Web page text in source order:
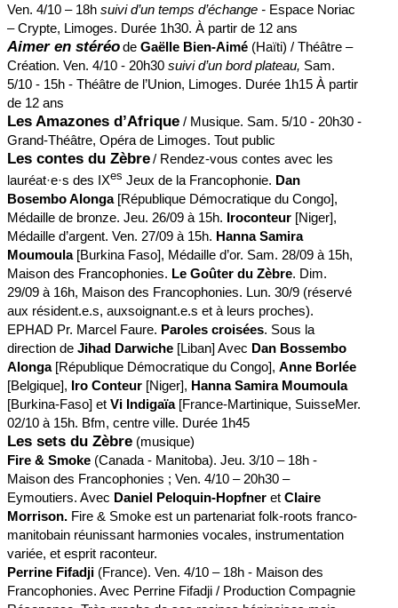
Ven. 4/10 – 18h suivi d’un temps d’échange - Espace Noriac
– Crypte, Limoges. Durée 1h30. À partir de 12 ans
Aimer en stéréode Gaëlle Bien-Aimé (Haïti) / Théâtre –
Création. Ven. 4/10 - 20h30 suivi d’un bord plateau, Sam.
5/10 - 15h - Théâtre de l’Union, Limoges. Durée 1h15 À partir
de 12 ans
Les Amazones d’Afrique / Musique. Sam. 5/10 - 20h30 -
Grand-Théâtre, Opéra de Limoges. Tout public
Les contes du Zèbre/ Rendez-vous contes avec les
lauréat·e·s des IXes Jeux de la Francophonie. Dan
Bosembo Alonga[République Démocratique du Congo],
Médaille de bronze. Jeu. 26/09 à 15h. Iroconteur [Niger],
Médaille d’argent. Ven. 27/09 à 15h. Hanna Samira
Moumoula[Burkina Faso], Médaille d’or. Sam. 28/09 à 15h,
Maison des Francophonies. Le Goûter du Zèbre. Dim.
29/09 à 16h, Maison des Francophonies. Lun. 30/9 (réservé
aux résident.e.s, auxsoignant.e.s et à leurs proches).
EPHAD Pr. Marcel Faure. Paroles croisées. Sous la
direction de Jihad Darwiche [Liban] Avec Dan Bossembo
Alonga[République Démocratique du Congo], Anne Borlée
[Belgique], Iro Conteur [Niger], Hanna Samira Moumoula
[Burkina-Faso] et Vi Indigaïa[France-Martinique, SuisseMer.
02/10 à 15h. Bfm, centre ville. Durée 1h45
Les sets du Zèbre (musique)
Fire & Smoke (Canada - Manitoba). Jeu. 3/10 – 18h -
Maison des Francophonies ; Ven. 4/10 – 20h30 –
Eymoutiers. Avec Daniel Peloquin-Hopfner et Claire
Morrison. Fire & Smoke est un partenariat folk-roots franco-
manitobain réunissant harmonies vocales, instrumentation
variée, et esprit raconteur.
Perrine Fifadji (France). Ven. 4/10 – 18h - Maison des
Francophonies. Avec Perrine Fifadji / Production Compagnie